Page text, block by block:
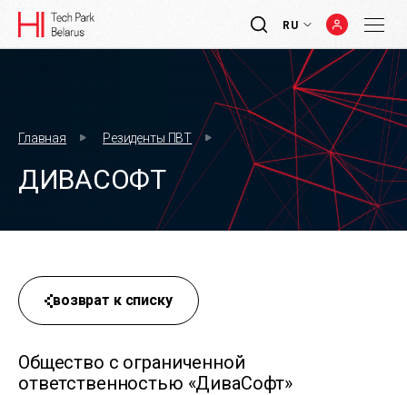
RU
Главная Резиденты ПВТ
ДИВАСОФТ
Общество с ограниченной
ответственностью «ДиваСофт»
возврат к списку